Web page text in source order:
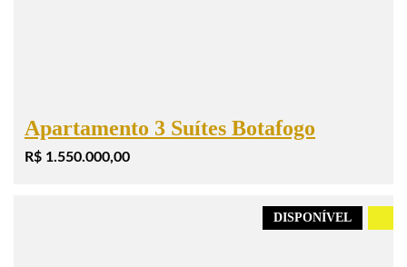
Apartamento 3 Suítes Botafogo
R$ 1.550.000,00
DISPONÍVEL